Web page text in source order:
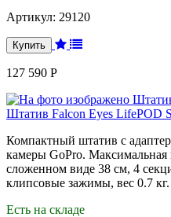
Артикул: 29120
127 590 Р
Штатив Falcon Eyes LifePOD
Компактный штатив с
камеры GoPro. Максимальная
сложенном виде 38 см, 4
клипсовые зажимы, вес 0.7 кг.
Есть на складе